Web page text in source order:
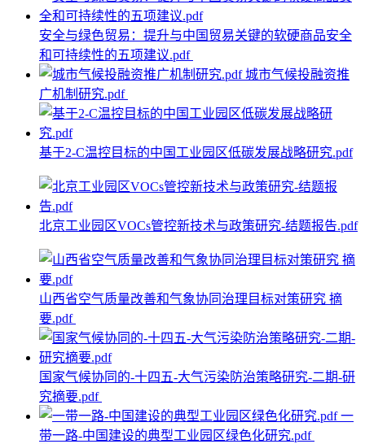
安全与绿色贸易：提升与中国贸易关键的软硬商品安全
和可持续性的五项建议.pdf
城市气候投融资推
广机制研究.pdf
基于2-C温控目标的中国工业园区低碳发展战略研究.pdf
北京工业园区VOCs管控新技术与政策研究-结题报告.pdf
山西省空气质量改善和气象协同治理目标对策研究 摘
要.pdf
国家气候协同的-十四五-大气污染防治策略研究-二期-研
究摘要.pdf
一
带一路-中国建设的典型工业园区绿色化研究.pdf